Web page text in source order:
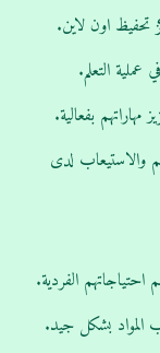
تحفيظ اون لاين.
التعلم.
بفعالية.
والاستيعاب لدى
الفردية.
المواد بشكل جيد.